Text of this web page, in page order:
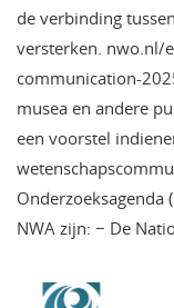
de verbinding
versterken. nwo.nl/
communication-
musea en andere
een voorstel
Onderzoeksagenda
NWA zijn: − De